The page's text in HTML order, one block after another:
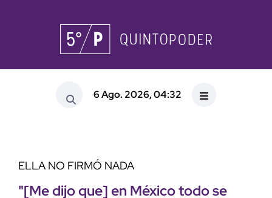
6 Ago. 2026, 04:32
ELLA NO FIRMÓ NADA
"[Me dijo que] en México todo se